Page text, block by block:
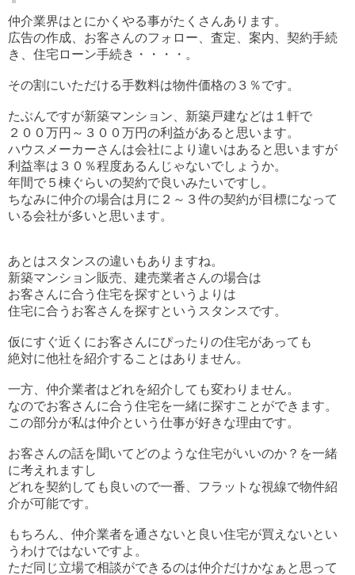
仲介業界はとにかくやる事がたくさんあります。
広告の作成、お客さんのフォロー、査定、案内、契約手続
き、住宅ローン手続き・・・・。
その割にいただける手数料は物件価格の３％です。
たぶんですが新築マンション、新築戸建などは１軒で
２００万円～３００万円の利益があると思います。
ハウスメーカーさんは会社により違いはあると思いますが
利益率は３０％程度あるんじゃないでしょうか。
年間で５棟ぐらいの契約で良いみたいですし。
ちなみに仲介の場合は月に２～３件の契約が目標になって
いる会社が多いと思います。
あとはスタンスの違いもありますね。
新築マンション販売、建売業者さんの場合は
お客さんに合う住宅を探すというよりは
住宅に合うお客さんを探すというスタンスです。
仮にすぐ近くにお客さんにぴったりの住宅があっても
絶対に他社を紹介することはありません。
一方、仲介業者はどれを紹介しても変わりません。
なのでお客さんに合う住宅を一緒に探すことができます。
この部分が私は仲介という仕事が好きな理由です。
お客さんの話を聞いてどのような住宅がいいのか？を一緒
に考えれますし
どれを契約しても良いので一番、フラットな視線で物件紹
介が可能です。
もちろん、仲介業者を通さないと良い住宅が買えないとい
うわけではないですよ。
ただ同じ立場で相談ができるのは仲介だけかなぁと思って